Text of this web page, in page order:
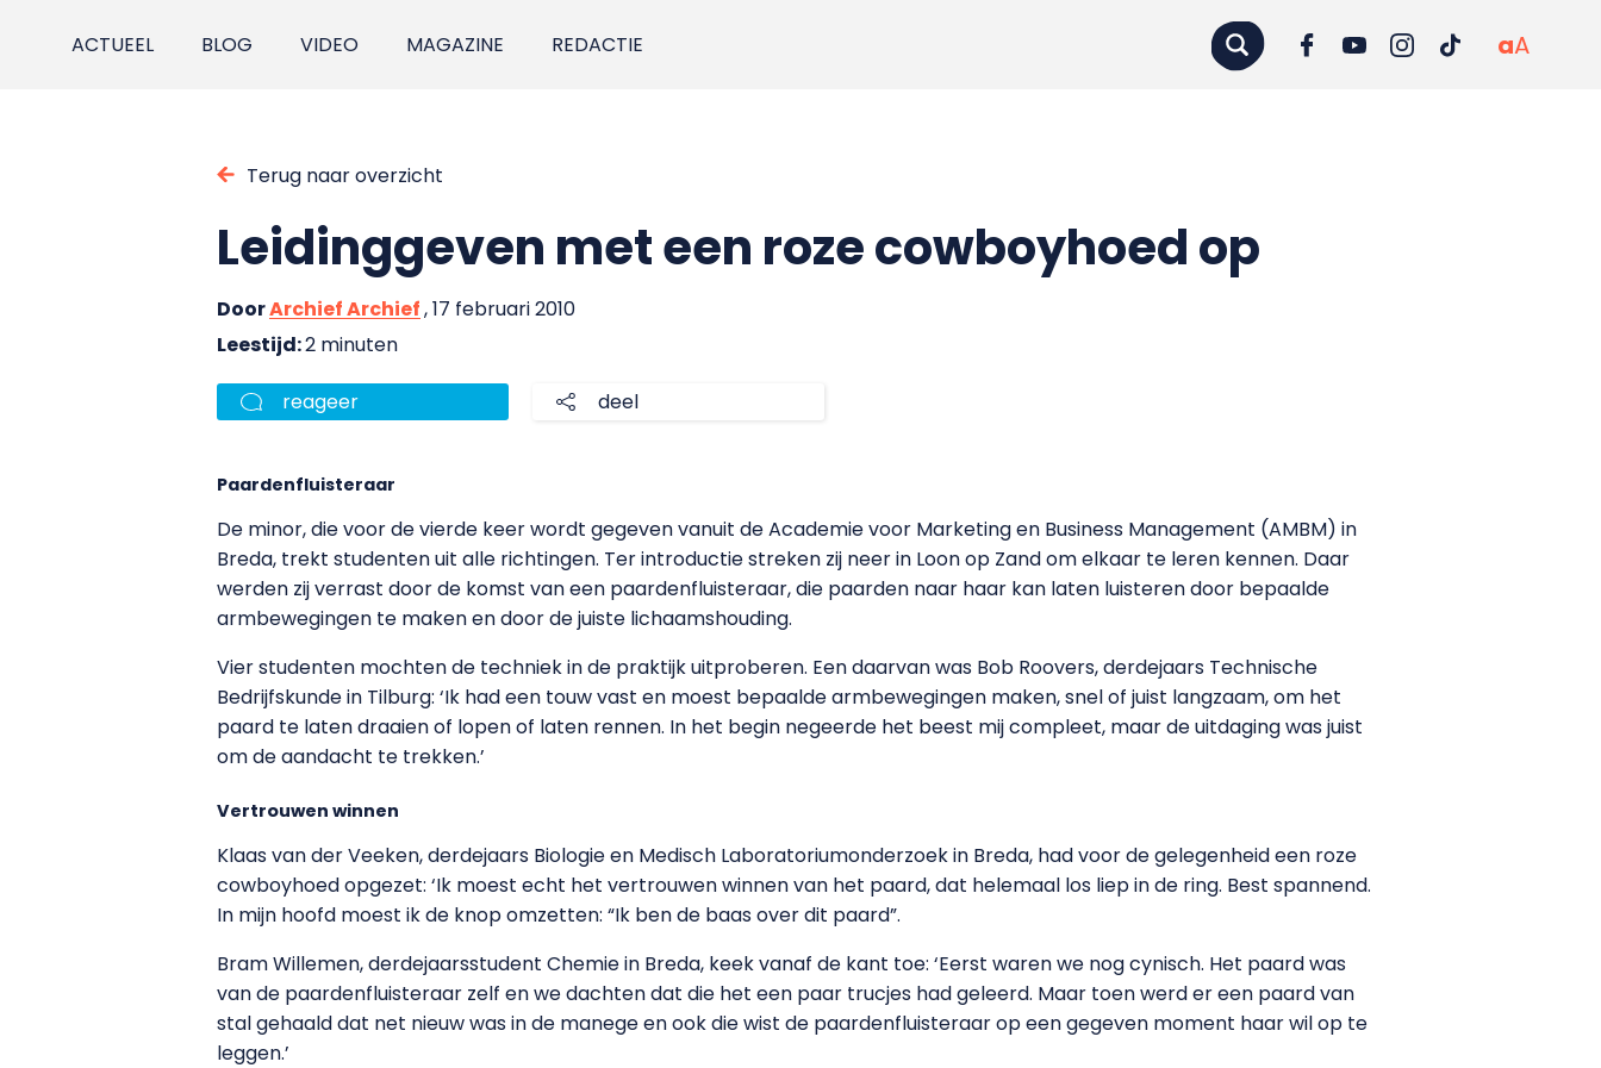
ACTUEEL BLOG VIDEO MAGAZINE REDACTIE aA
Terug naar overzicht
Leidinggeven met een roze cowboyhoed op
DoorArchief Archief, 17 februari 2010
Leestijd:2 minuten
reageer deel
Paardenfluisteraar
De minor, die voor de vierde keer wordt gegeven vanuit de Academie voor Marketing en Business Management (AMBM) in
Breda, trekt studenten uit alle richtingen. Ter introductie streken zij neer in Loon op Zand om elkaar te leren kennen. Daar
werden zij verrast door de komst van een paardenfluisteraar, die paarden naar haar kan laten luisteren door bepaalde
armbewegingen te maken en door de juiste lichaamshouding.
Vier studenten mochten de techniek in de praktijk uitproberen. Een daarvan was Bob Roovers, derdejaars Technische
Bedrijfskunde in Tilburg: ‘Ik had een touw vast en moest bepaalde armbewegingen maken, snel of juist langzaam, om het
paard te laten draaien of lopen of laten rennen. In het begin negeerde het beest mij compleet, maar de uitdaging was juist
om de aandacht te trekken.’
Vertrouwen winnen
Klaas van der Veeken, derdejaars Biologie en Medisch Laboratoriumonderzoek in Breda, had voor de gelegenheid een roze
cowboyhoed opgezet: ‘Ik moest echt het vertrouwen winnen van het paard, dat helemaal los liep in de ring. Best spannend.
In mijn hoofd moest ik de knop omzetten: “Ik ben de baas over dit paard”.
Bram Willemen, derdejaarsstudent Chemie in Breda, keek vanaf de kant toe: ‘Eerst waren we nog cynisch. Het paard was
van de paardenfluisteraar zelf en we dachten dat die het een paar trucjes had geleerd. Maar toen werd er een paard van
stal gehaald dat net nieuw was in de manege en ook die wist de paardenfluisteraar op een gegeven moment haar wil op te
leggen.’